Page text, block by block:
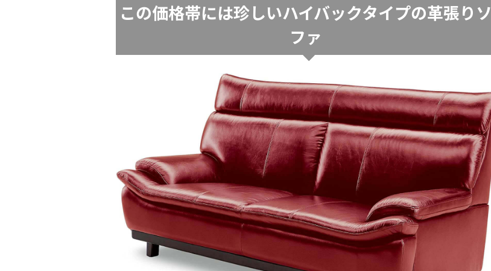
この価格帯には珍しいハイバックタイプの革張りソ
ファ